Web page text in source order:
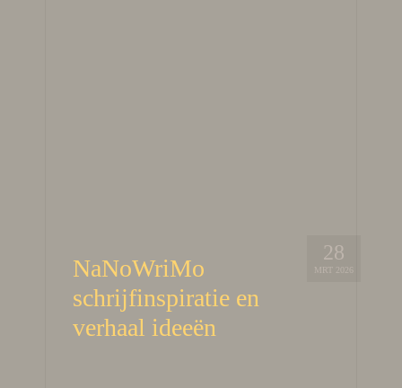
28
MRT 2026
NaNoWriMo
schrijfinspiratie en
verhaal ideeën